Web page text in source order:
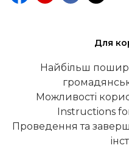
Для
Найбільш
Можливості
Instructions
Проведення та